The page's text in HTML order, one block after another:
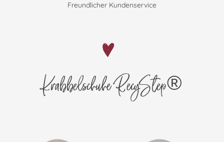
Freundlicher Kundenservice
Krabbelschuhe RecyStep®